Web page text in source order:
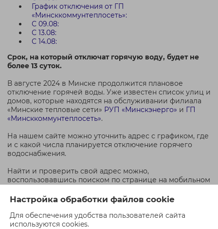
Настройка обработки файлов cookie
Для обеспечения удобства пользователей сайта
используются cookies.
График отключения от ГП
«Минсккоммунтеплосеть»:
С 09.08:
С 13.08:
С 14.08:
Срок, на который отключат горячую воду, будет не
более 13 суток.
В августе 2024 в Минске продолжится плановое
отключение горячей воды. Уже известен список улиц и
домов, которые находятся на обслуживании филиала
«Минские тепловые сети» РУП «Минскэнерго» и ГП
«Минсккоммунтеплосеть».
На нашем сайте можно уточнить адрес с графиком, где
и с какой числа планируется отключение горячего
водоснабжения.
Найти и проверить свой адрес можно,
воспользовавшись поиском по странице на мобильном
компьютере.Найдите улицу, номер дома и проверьте
дату перед списком.